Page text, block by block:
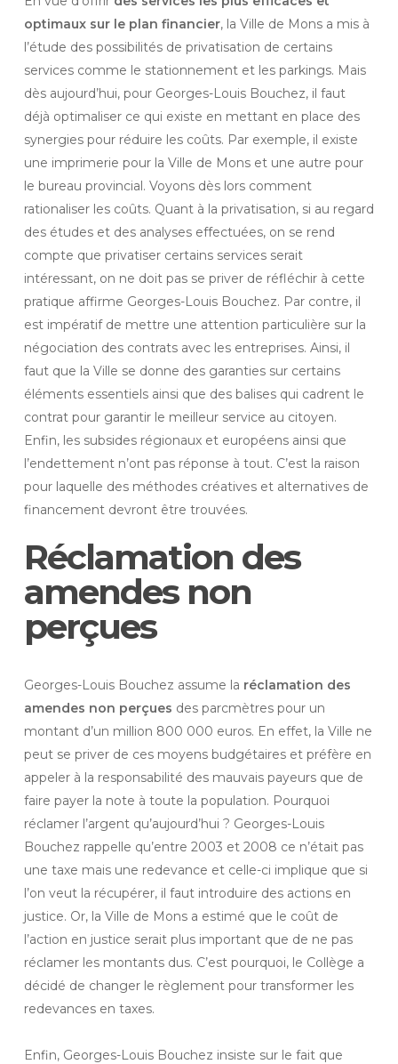
optimaux sur le plan financier, la Ville de Mons a mis à
l’étude des possibilités de privatisation de certains
services comme le stationnement et les parkings. Mais
dès aujourd’hui, pour Georges-Louis Bouchez, il faut
déjà optimaliser ce qui existe en mettant en place des
synergies pour réduire les coûts. Par exemple, il existe
une imprimerie pour la Ville de Mons et une autre pour
le bureau provincial. Voyons dès lors comment
rationaliser les coûts. Quant à la privatisation, si au regard
des études et des analyses effectuées, on se rend
compte que privatiser certains services serait
intéressant, on ne doit pas se priver de réfléchir à cette
pratique affirme Georges-Louis Bouchez. Par contre, il
est impératif de mettre une attention particulière sur la
négociation des contrats avec les entreprises. Ainsi, il
faut que la Ville se donne des garanties sur certains
éléments essentiels ainsi que des balises qui cadrent le
contrat pour garantir le meilleur service au citoyen.
Enfin, les subsides régionaux et européens ainsi que
l’endettement n’ont pas réponse à tout. C’est la raison
pour laquelle des méthodes créatives et alternatives de
financement devront être trouvées.
Réclamation des
amendes non
perçues
Georges-Louis Bouchez assume la réclamation des
amendes non perçues des parcmètres pour un
montant d’un million 800 000 euros. En effet, la Ville ne
peut se priver de ces moyens budgétaires et préfère en
appeler à la responsabilité des mauvais payeurs que de
faire payer la note à toute la population. Pourquoi
réclamer l’argent qu’aujourd’hui ? Georges-Louis
Bouchez rappelle qu’entre 2003 et 2008 ce n’était pas
une taxe mais une redevance et celle-ci implique que si
l’on veut la récupérer, il faut introduire des actions en
justice. Or, la Ville de Mons a estimé que le coût de
l’action en justice serait plus important que de ne pas
réclamer les montants dus. C’est pourquoi, le Collège a
décidé de changer le règlement pour transformer les
redevances en taxes.
Enfin, Georges-Louis Bouchez insiste sur le fait que